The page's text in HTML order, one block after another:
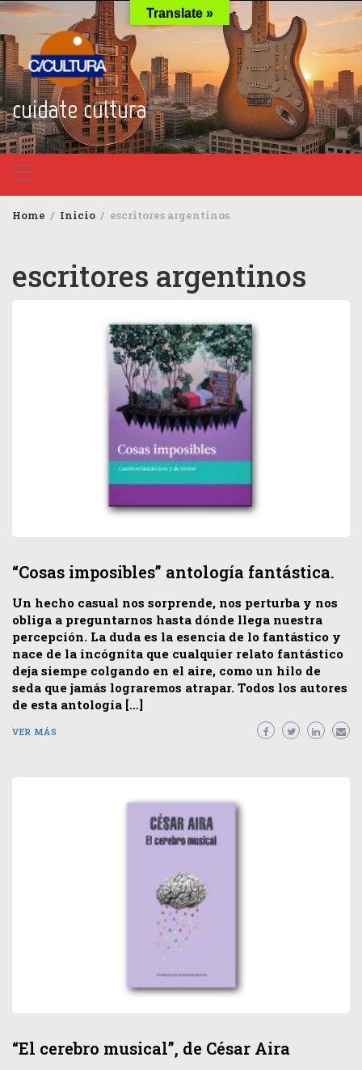
Skip
to
content
cuidate cultura
Home Inicio escritores argentinos
escritores argentinos
“Cosas imposibles” antología fantástica.
Un hecho casual nos sorprende, nos perturba y nos
obliga a preguntarnos hasta dónde llega nuestra
percepción. La duda es la esencia de lo fantástico y
nace de la incógnita que cualquier relato fantástico
deja siempe colgando en el aire, como un hilo de
seda que jamás lograremos atrapar. Todos los autores
de esta antología […]
VER MÁS
“El cerebro musical”, de César Aira
Translate »